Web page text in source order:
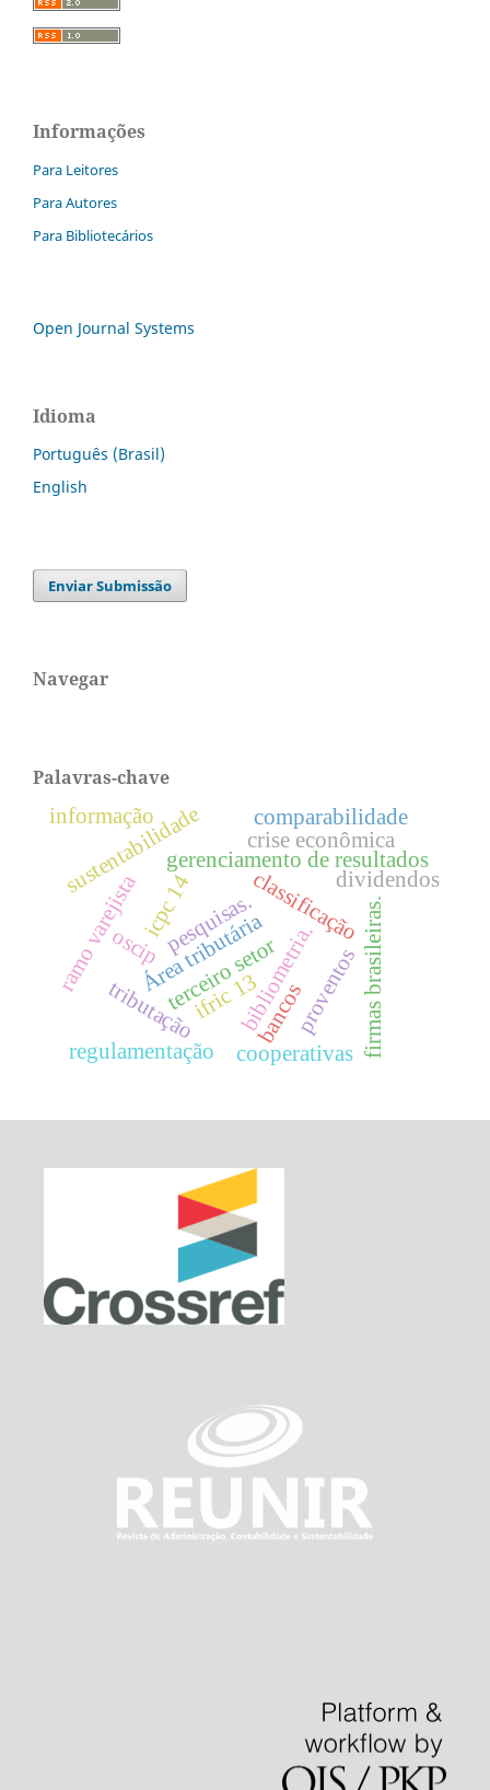
Informações
Para Leitores
Para Autores
Para Bibliotecários
Open Journal Systems
Idioma
Português (Brasil)
English
Enviar Submissão
Navegar
Palavras-chave
classificação
Área tributária
tributação
gerenciamento de resultados
firmas brasileiras.
bibliometria.
bancos
crise econômica
regulamentação
pesquisas.
terceiro setor
oscip
sustentabilidade
ramo varejista
ifric 13
comparabilidade
icpc 14
cooperativas
dividendos
proventos
informação